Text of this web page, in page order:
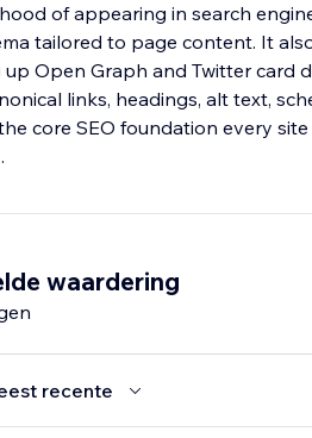
of appearing in search
tailored to page content. It
Open Graph and Twitter card
links, headings, alt text,
core SEO foundation every
waardering
recente